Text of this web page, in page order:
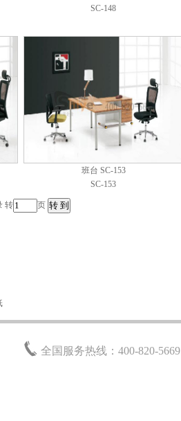
SC-148
班台 SC-153
SC-153
转 页
全国服务热线：400-820-5669